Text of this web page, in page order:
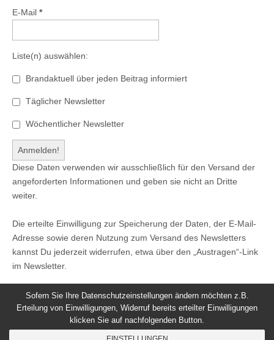
E-Mail *
Liste(n) auswählen:
Brandaktuell über jeden Beitrag informiert
Täglicher Newsletter
Wöchentlicher Newsletter
Diese Daten verwenden wir ausschließlich für den Versand der
angeforderten Informationen und geben sie nicht an Dritte
weiter.
Die erteilte Einwilligung zur Speicherung der Daten, der E-Mail-
Adresse sowie deren Nutzung zum Versand des Newsletters
kannst Du jederzeit widerrufen, etwa über den „Austragen“-Link
im Newsletter.
Sofern Sie Ihre Datenschutzeinstellungen ändern möchten z.B.
Erteilung von Einwilligungen, Widerruf bereits erteilter Einwilligungen
klicken Sie auf nachfolgenden Button.